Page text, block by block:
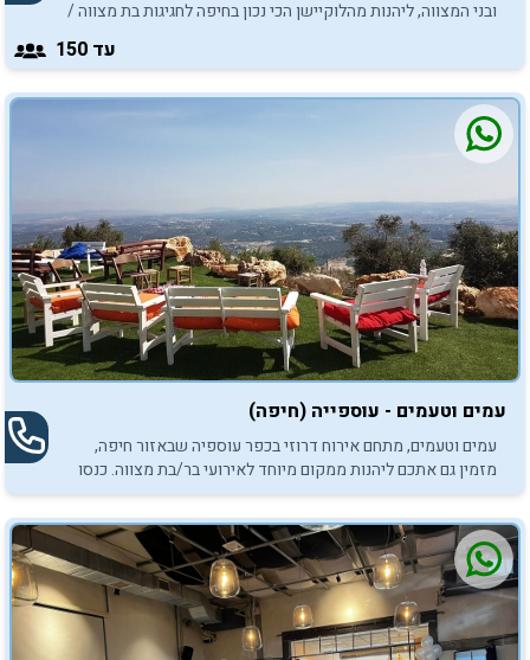
ובני המצווה, ליהנות מהלוקיישן הכי נכון בחיפה לחגיגות בת מצווה /
עד 150
עמים וטעמים - עוספייה (חיפה)
עמים וטעמים, מתחם אירוח דרוזי בכפר עוספיה שבאזור חיפה,
מזמין גם אתכם ליהנות ממקום מיוחד לאירועי בר/בת מצווה. כנסו
והתרשמו.